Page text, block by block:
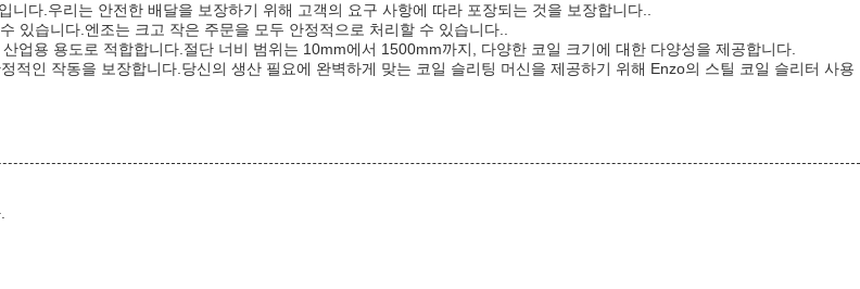
다.우리는 안전한 배달을 보장하기 위해 고객의 요구 사항에 따라 포장되는 것을 보장합니다..
있습니다.엔조는 크고 작은 주문을 모두 안정적으로 처리할 수 있습니다..
용 용도로 적합합니다.절단 너비 범위는 10mm에서 1500mm까지, 다양한 코일 크기에 대한 다양성을 제공합니다.
인 작동을 보장합니다.당신의 생산 필요에 완벽하게 맞는 코일 슬리팅 머신을 제공하기 위해 Enzo의 스틸 코일 슬리터 사용